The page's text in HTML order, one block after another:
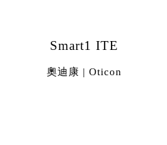
Smart1 ITE
奧迪康 | Oticon